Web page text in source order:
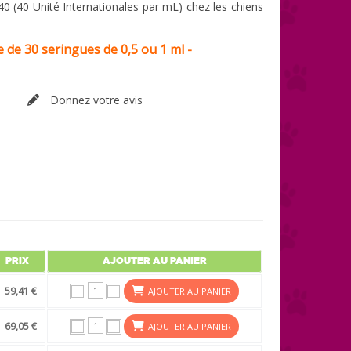
(40 Unité Internationales par mL) chez les chiens
de 30 seringues de 0,5 ou 1 ml -
Donnez votre avis
PRIX AJOUTER AU PANIER
59,41 € AJOUTER AU PANIER
69,05 € AJOUTER AU PANIER